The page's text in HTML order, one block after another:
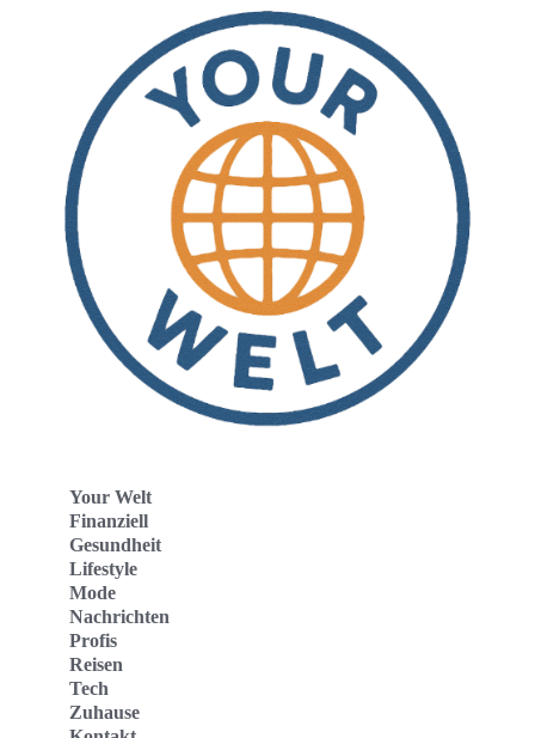
Your Welt
Finanziell
Gesundheit
Lifestyle
Mode
Nachrichten
Profis
Reisen
Tech
Zuhause